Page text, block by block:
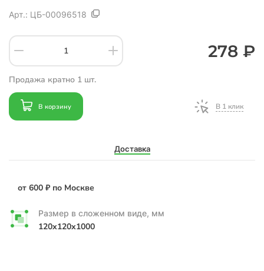
Арт.: ЦБ-00096518
Продажа кратно 1 шт.
278 ₽
В корзину В 1 клик
Доставка
от 600 ₽ по Москве
Размер в сложенном виде, мм
120x120x1000